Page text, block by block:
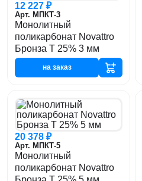
12 227 ₽
Арт. МПКТ-3
Монолитный
поликарбонат Novattro
Бронза T 25% 3 мм
на заказ
20 378 ₽
Арт. МПКТ-5
Монолитный
поликарбонат Novattro